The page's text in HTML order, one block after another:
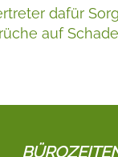
dafür
auf